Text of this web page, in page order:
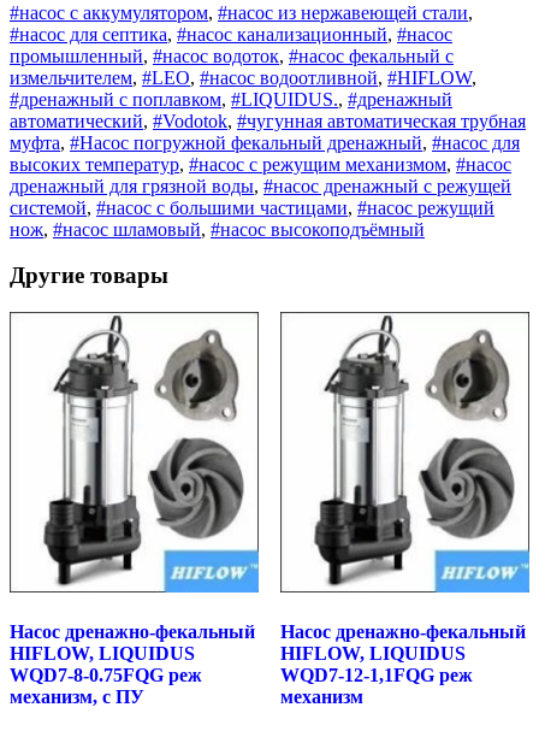
#насос с аккумулятором, #насос из нержавеющей стали,
#насос для септика, #насос канализационный, #насос
промышленный, #насос водоток, #насос фекальный с
измельчителем, #LEO, #насос водоотливной, #HIFLOW,
#дренажный с поплавком, #LIQUIDUS., #дренажный
автоматический, #Vodotok, #чугунная автоматическая трубная
муфта, #Насос погружной фекальный дренажный, #насос для
высоких температур, #насос с режущим механизмом, #насос
дренажный для грязной воды, #насос дренажный с режущей
системой, #насос с большими частицами, #насос режущий
нож, #насос шламовый, #насос высокоподъёмный
Другие товары
Насос дренажно-фекальный
HIFLOW, LIQUIDUS
WQD7-8-0.75FQG реж
механизм, с ПУ
Насос дренажно-фекальный
HIFLOW, LIQUIDUS
WQD7-12-1,1FQG реж
механизм